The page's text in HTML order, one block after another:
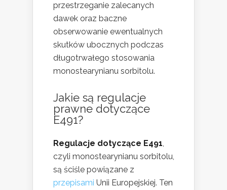
przestrzeganie zalecanych
dawek oraz baczne
obserwowanie ewentualnych
skutków ubocznych podczas
długotrwałego stosowania
monostearynianu sorbitolu.
Jakie są regulacje
prawne dotyczące
E491?
Regulacje dotyczące E491
czyli monostearynianu sorbitolu,
są ściśle powiązane z
przepisami Unii Europejskiej. Ten